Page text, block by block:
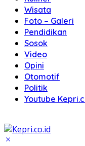
Wisata
Foto – Galeri
Pendidikan
Sosok
Video
Opini
Otomotif
Politik
Youtube